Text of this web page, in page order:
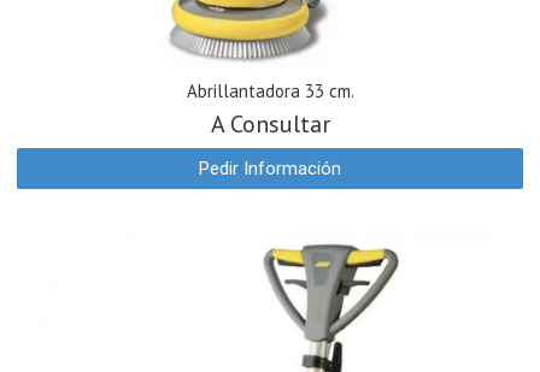
Abrillantadora 33 cm.
A Consultar
Pedir Información